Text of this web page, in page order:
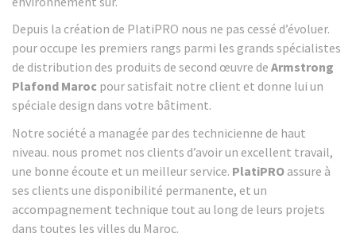
Depuis la création de PlatiPRO nous ne pas cessé d’évoluer.
pour occupe les premiers rangs parmi les grands spécialistes
de distribution des produits de second œuvre de Armstrong
Plafond Maroc pour satisfait notre client et donne lui un
spéciale design dans votre bâtiment.
Notre société a managée par des technicienne de haut
niveau. nous promet nos clients d’avoir un excellent travail,
une bonne écoute et un meilleur service. PlatiPRO assure à
ses clients une disponibilité permanente, et un
accompagnement technique tout au long de leurs projets
dans toutes les villes du Maroc.